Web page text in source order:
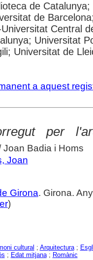
de
de
Central
Universitat
Universitat de
a aquest
per
Badia i Homs
Joan
Girona. Girona.
)
cultural ; Arquitectura;
; Edat mitjana; Romànic